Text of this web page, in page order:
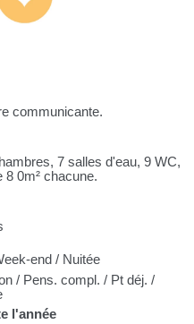
communicante.
7 salles d'eau, 9 WC,
0m² chacune.
end / Nuitée
/ Pens. compl. / Pt déj. /
l'année